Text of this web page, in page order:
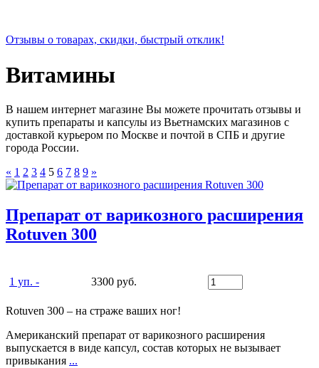
Отзывы о товарах, скидки, быстрый отклик!
Витамины
В нашем интернет магазине Вы можете прочитать отзывы и
купить препараты и капсулы из Вьетнамских магазинов с
доставкой курьером по Москве и почтой в СПБ и другие
города России.
« 1 2 3 4 5 6 7 8 9 »
Препарат от варикозного расширения
Rotuven 300
1 уп. - 3300 руб.
Rotuven 300 – на страже ваших ног!
Американский препарат от варикозного расширения
выпускается в виде капсул, состав которых не вызывает
привыкания ...